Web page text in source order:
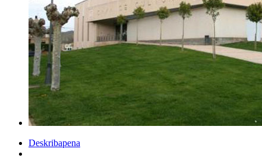
Deskribapena